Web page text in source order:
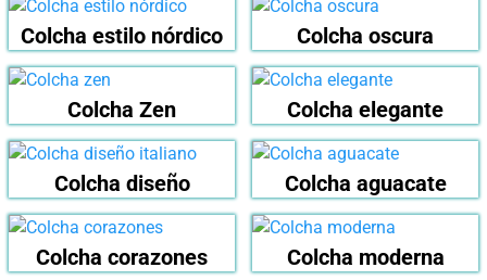
Colcha estilo nórdico Colcha oscura
Colcha Zen Colcha elegante
Colcha diseño Colcha aguacate
Colcha corazones Colcha moderna